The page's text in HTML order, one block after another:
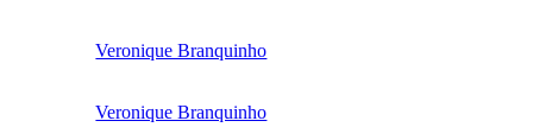
Veronique Branquinho
Veronique Branquinho